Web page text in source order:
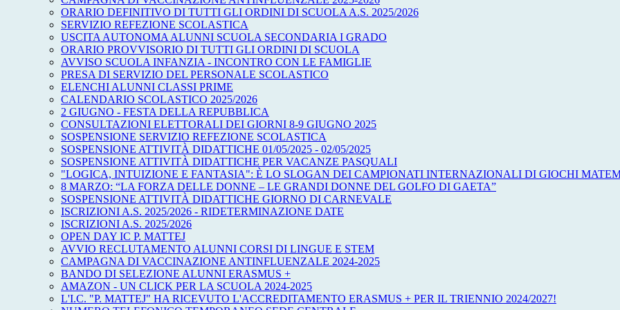
ORARIO DEFINITIVO DI TUTTI GLI ORDINI DI SCUOLA A.S. 2025/2026
SERVIZIO REFEZIONE SCOLASTICA
USCITA AUTONOMA ALUNNI SCUOLA SECONDARIA I GRADO
ORARIO PROVVISORIO DI TUTTI GLI ORDINI DI SCUOLA
AVVISO SCUOLA INFANZIA - INCONTRO CON LE FAMIGLIE
PRESA DI SERVIZIO DEL PERSONALE SCOLASTICO
ELENCHI ALUNNI CLASSI PRIME
CALENDARIO SCOLASTICO 2025/2026
2 GIUGNO - FESTA DELLA REPUBBLICA
CONSULTAZIONI ELETTORALI DEI GIORNI 8-9 GIUGNO 2025
SOSPENSIONE SERVIZIO REFEZIONE SCOLASTICA
SOSPENSIONE ATTIVITÀ DIDATTICHE 01/05/2025 - 02/05/2025
SOSPENSIONE ATTIVITÀ DIDATTICHE PER VACANZE PASQUALI
"LOGICA, INTUIZIONE E FANTASIA": È LO SLOGAN DEI CAMPIONATI INTERNAZIONALI DI GIOCHI
8 MARZO: “LA FORZA DELLE DONNE – LE GRANDI DONNE DEL GOLFO DI GAETA”
SOSPENSIONE ATTIVITÀ DIDATTICHE GIORNO DI CARNEVALE
ISCRIZIONI A.S. 2025/2026 - RIDETERMINAZIONE DATE
ISCRIZIONI A.S. 2025/2026
OPEN DAY IC P. MATTEJ
AVVIO RECLUTAMENTO ALUNNI CORSI DI LINGUE E STEM
CAMPAGNA DI VACCINAZIONE ANTINFLUENZALE 2024-2025
BANDO DI SELEZIONE ALUNNI ERASMUS +
AMAZON - UN CLICK PER LA SCUOLA 2024-2025
L'I.C. "P. MATTEJ" HA RICEVUTO L'ACCREDITAMENTO ERASMUS + PER IL TRIENNIO 2024/2027!